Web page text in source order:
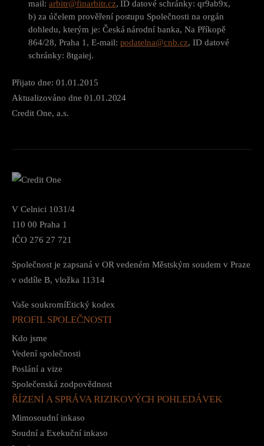
mail: arbitr@finarbitr.cz, ID datové schránky: qr9ab9x,
b) za účelem prověření postupu Společnosti na orgán
dohledu, kterým je: Česká národní banka, Na Příkopě
864/28, Praha 1, E-mail: podatelna@cnb.cz, ID datové
schránky: 8tgaiej.
Přijato dne: 01.01.2015
Aktualizováno dne 01.01.2024
Credit One, a.s.
V Celnici 1031/4
110 00 Praha 1
IČO 276 27 721
Společnost je zapsaná v OR vedeném Městským soudem v Praze
v oddíle B, vložka 11314
Vaše soukromíEtický kodex
PROFIL SPOLEČNOSTI
Kdo jsme
Vedení společnosti
Poslání a vize
Společenská zodpovědnost
ŘÍZENÍ A SPRÁVA RIZIKOVÝCH POHLEDÁVEK
Mimosoudní inkaso
Soudní a Exekuční inkaso